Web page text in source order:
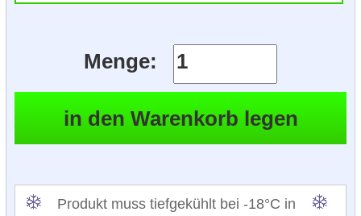
Menge:
Produkt muss tiefgekühlt bei -18°C in